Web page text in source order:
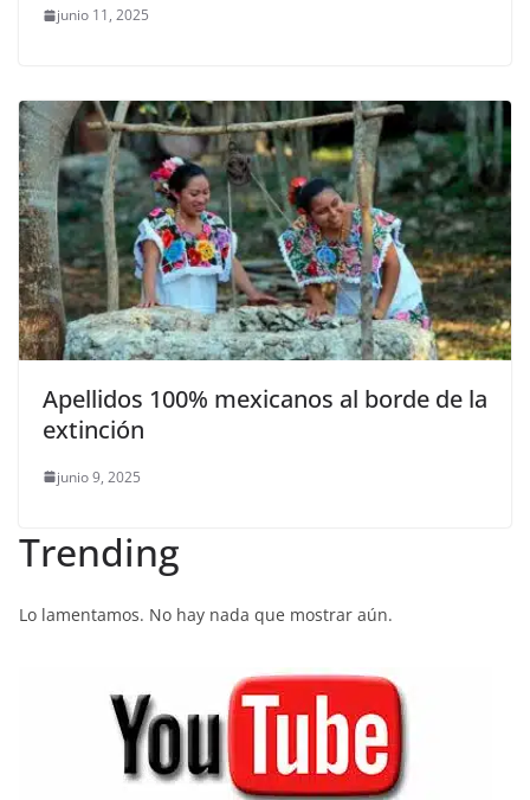
junio 11, 2025
Apellidos 100% mexicanos al borde de la
extinción
junio 9, 2025
Trending
Lo lamentamos. No hay nada que mostrar aún.